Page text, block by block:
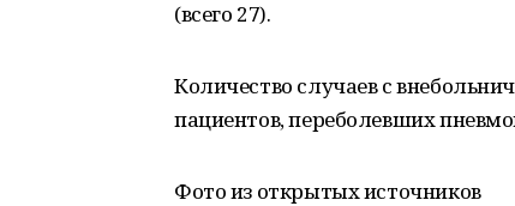
(всего 27).
Количество случаев с
пациентов, переболевших
Фото из открытых источников